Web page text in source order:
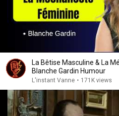
La Bêtise Masculine & La
Blanche Gardin Humour
L'instant Vanne • 171K views